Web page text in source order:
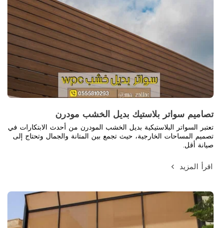
تصاميم سواتر بلاستيك بديل الخشب مودرن
تعتبر السواتر البلاستيكية بديل الخشب المودرن من أحدث الابتكارات في
تصميم المساحات الخارجية، حيث تجمع بين المتانة والجمال وتحتاج إلى
صيانة أقل.
اقرأ المزيد